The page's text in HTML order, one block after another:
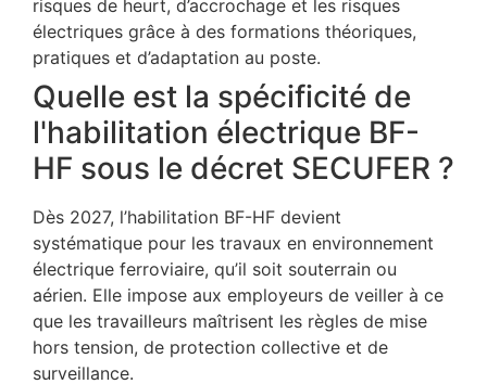
risques de heurt, d’accrochage et les risques
électriques grâce à des formations théoriques,
pratiques et d’adaptation au poste.
Quelle est la spécificité de
l'habilitation électrique BF-
HF sous le décret SECUFER ?
Dès 2027, l’habilitation BF-HF devient
systématique pour les travaux en environnement
électrique ferroviaire, qu’il soit souterrain ou
aérien. Elle impose aux employeurs de veiller à ce
que les travailleurs maîtrisent les règles de mise
hors tension, de protection collective et de
surveillance.